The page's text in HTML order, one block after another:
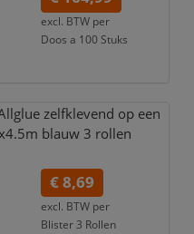
excl. BTW per
Doos a 100 Stuks
zelfklevend op een
blauw 3 rollen
€ 8,69
excl. BTW per
Blister 3 Rollen